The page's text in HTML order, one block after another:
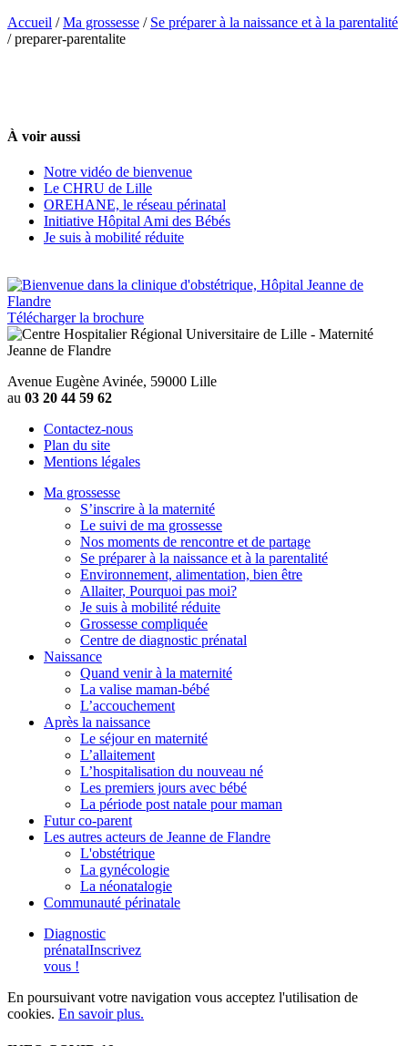
Accueil /Ma grossesse / Se préparer à la naissance et à la parentalité
/preparer-parentalite
À voir aussi
Notre vidéo de bienvenue
Le CHRU de Lille
OREHANE, le réseau périnatal
Initiative Hôpital Ami des Bébés
Je suis à mobilité réduite
Télécharger la brochure
Avenue Eugène Avinée, 59000 Lille
au 03 20 44 59 62
Contactez-nous
Plan du site
Mentions légales
Ma grossesse
S’inscrire à la maternité
Le suivi de ma grossesse
Nos moments de rencontre et de partage
Se préparer à la naissance et à la parentalité
Environnement, alimentation, bien être
Allaiter, Pourquoi pas moi?
Je suis à mobilité réduite
Grossesse compliquée
Centre de diagnostic prénatal
Naissance
Quand venir à la maternité
La valise maman-bébé
L’accouchement
Après la naissance
Le séjour en maternité
L’allaitement
L’hospitalisation du nouveau né
Les premiers jours avec bébé
La période post natale pour maman
Futur co-parent
Les autres acteurs de Jeanne de Flandre
L'obstétrique
La gynécologie
La néonatalogie
Communauté périnatale
Diagnostic
prénatalInscrivez
vous !
En poursuivant votre navigation vous acceptez l'utilisation de
cookies. En savoir plus.